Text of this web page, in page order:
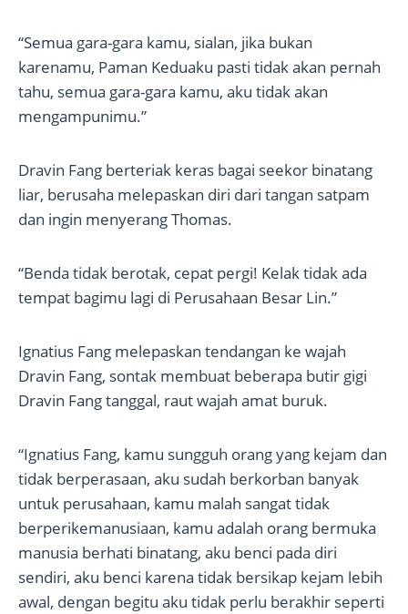
“Semua gara-gara kamu, sialan, jika bukan
karenamu, Paman Keduaku pasti tidak akan pernah
tahu, semua gara-gara kamu, aku tidak akan
mengampunimu.”
Dravin Fang berteriak keras bagai seekor binatang
liar, berusaha melepaskan diri dari tangan satpam
dan ingin menyerang Thomas.
“Benda tidak berotak, cepat pergi! Kelak tidak ada
tempat bagimu lagi di Perusahaan Besar Lin.”
Ignatius Fang melepaskan tendangan ke wajah
Dravin Fang, sontak membuat beberapa butir gigi
Dravin Fang tanggal, raut wajah amat buruk.
“Ignatius Fang, kamu sungguh orang yang kejam dan
tidak berperasaan, aku sudah berkorban banyak
untuk perusahaan, kamu malah sangat tidak
berperikemanusiaan, kamu adalah orang bermuka
manusia berhati binatang, aku benci pada diri
sendiri, aku benci karena tidak bersikap kejam lebih
awal, dengan begitu aku tidak perlu berakhir seperti